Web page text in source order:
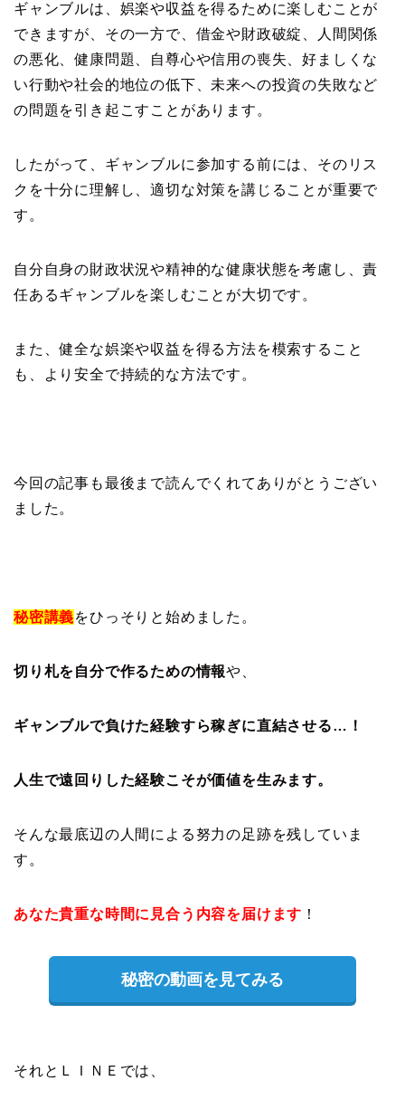
ギャンブルは、娯楽や収益を得るために楽しむことが
できますが、その一方で、借金や財政破綻、人間関係
の悪化、健康問題、自尊心や信用の喪失、好ましくな
い行動や社会的地位の低下、未来への投資の失敗など
の問題を引き起こすことがあります。
したがって、ギャンブルに参加する前には、そのリス
クを十分に理解し、適切な対策を講じることが重要で
す。
自分自身の財政状況や精神的な健康状態を考慮し、責
任あるギャンブルを楽しむことが大切です。
また、健全な娯楽や収益を得る方法を模索すること
も、より安全で持続的な方法です。
今回の記事も最後まで読んでくれてありがとうござい
ました。
秘密講義をひっそりと始めました。
切り札を自分で作るための情報や、
ギャンブルで負けた経験すら稼ぎに直結させる…！
人生で遠回りした経験こそが価値を生みます。
そんな最底辺の人間による努力の足跡を残していま
す。
あなた貴重な時間に見合う内容を届けます ！
秘密の動画を見てみる
それとＬＩＮＥでは、